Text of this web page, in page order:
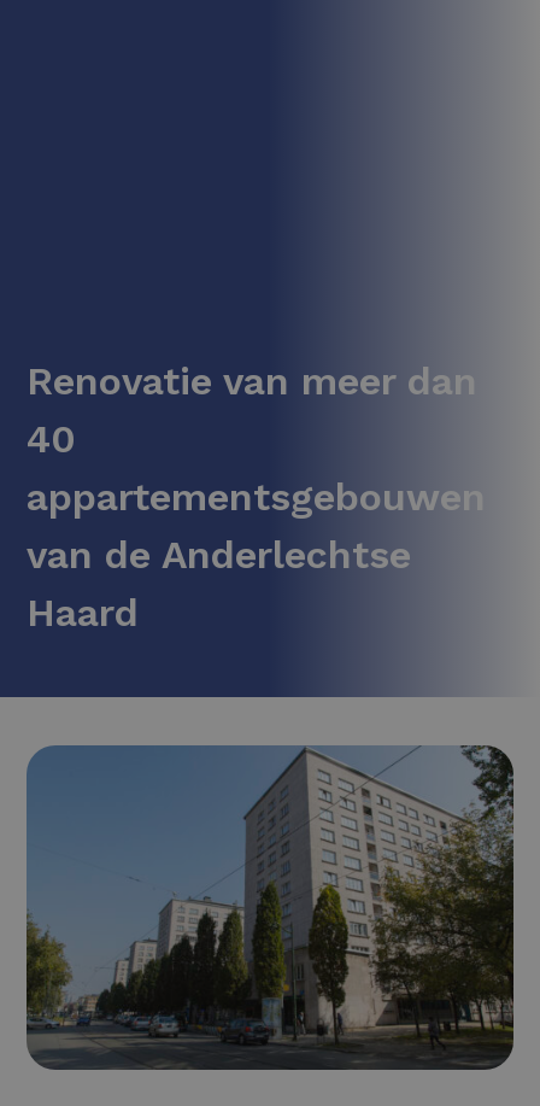
Renovatie van meer dan
40
appartementsgebouwen
van de Anderlechtse
Haard